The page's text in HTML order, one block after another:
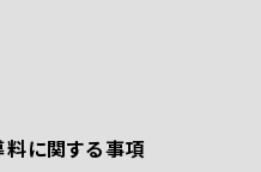
に関する事項